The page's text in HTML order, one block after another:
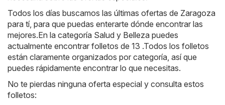
Todos los días buscamos las últimas ofertas de Zaragoza
para tí, para que puedas enterarte dónde encontrar las
mejores.En la categoría Salud y Belleza puedes
actualmente encontrar folletos de 13 .Todos los folletos
están claramente organizados por categoría, así que
puedes rápidamente encontrar lo que necesitas.
No te pierdas ninguna oferta especial y consulta estos
folletos: